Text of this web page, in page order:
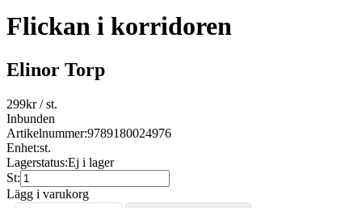
Flickan i korridoren
Elinor Torp
299kr/ st.
Inbunden
Artikelnummer:9789180024976
Enhet:st.
Lagerstatus:Ej i lager
St:
Lägg i varukorg